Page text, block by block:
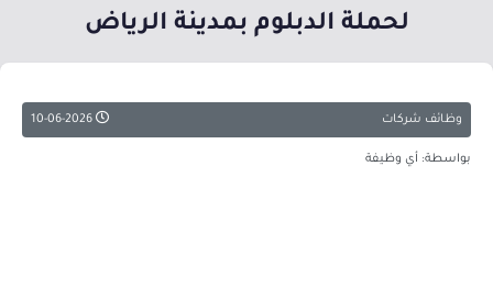
لحملة الدبلوم بمدينة الرياض
وظائف شركات
بواسطة: أي وظيفة